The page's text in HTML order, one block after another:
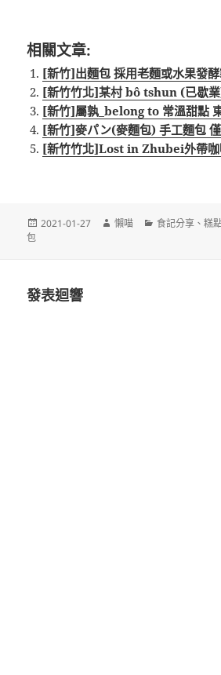
相關文章:
[新竹]出麵包 採用老麵或水果發
[新竹竹北]某村 bô tshun (已歇
[新竹]屬孰_belong to 常溫甜點
[新竹]麥パン(麥麵包) 手工麵包
[新竹竹北]Lost in Zhubei外帶咖
發
2021-01-27
作
懶喵
分
食記分享 、糕
包
發表迴響